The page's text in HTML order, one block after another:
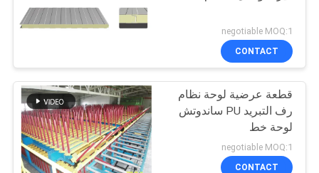
negotiable MOQ:1
CONTACT
قطعة عرضية لوحة نظام
رف التبريد PU ساندوتش
لوحة خط
negotiable MOQ:1
CONTACT